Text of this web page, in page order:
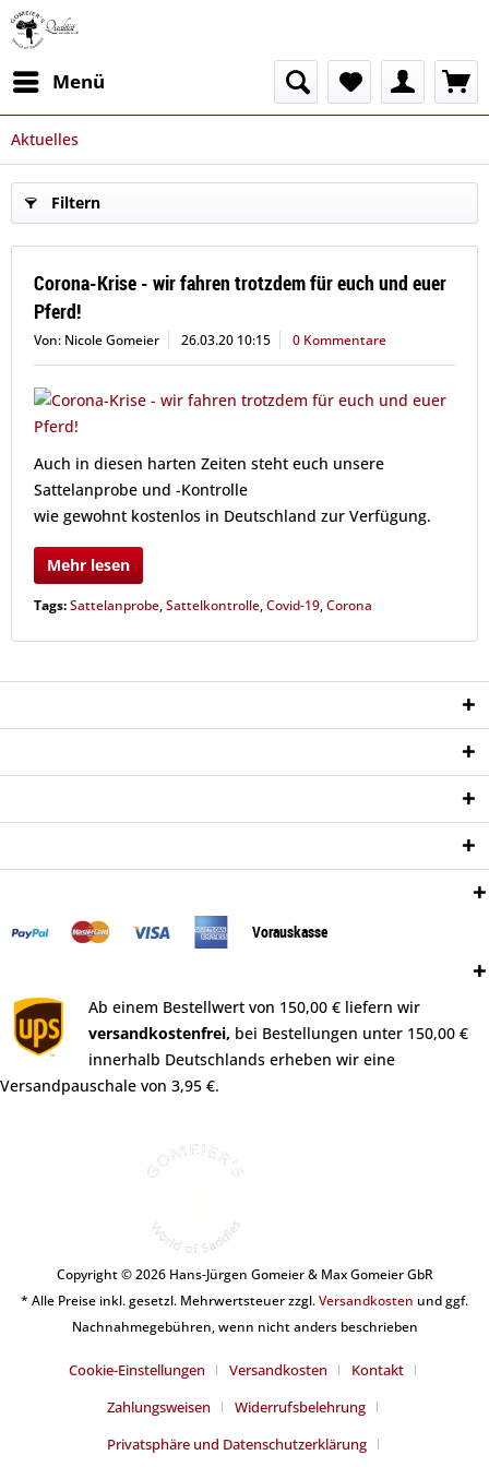
Menü
Aktuelles
Filtern
Corona-Krise - wir fahren trotzdem für euch und euer
Pferd!
Von: Nicole Gomeier 26.03.20 10:15 0 Kommentare
Auch in diesen harten Zeiten steht euch unsere
Sattelanprobe und -Kontrolle
wie gewohnt kostenlos in Deutschland zur Verfügung.
Mehr lesen
Tags:Sattelanprobe,Sattelkontrolle,Covid-19,Corona
Vorauskasse
Ab einem Bestellwert von 150,00 € liefern wir
versandkostenfrei, bei Bestellungen unter 150,00 €
innerhalb Deutschlands erheben wir eine
Versandpauschale von 3,95 €.
Copyright © 2026 Hans-Jürgen Gomeier & Max Gomeier GbR
* Alle Preise inkl. gesetzl. Mehrwertsteuer zzgl.Versandkosten und ggf.
Nachnahmegebühren, wenn nicht anders beschrieben
Cookie-Einstellungen Versandkosten
Kontakt
Zahlungsweisen
Widerrufsbelehrung
Privatsphäre und Datenschutzerklärung